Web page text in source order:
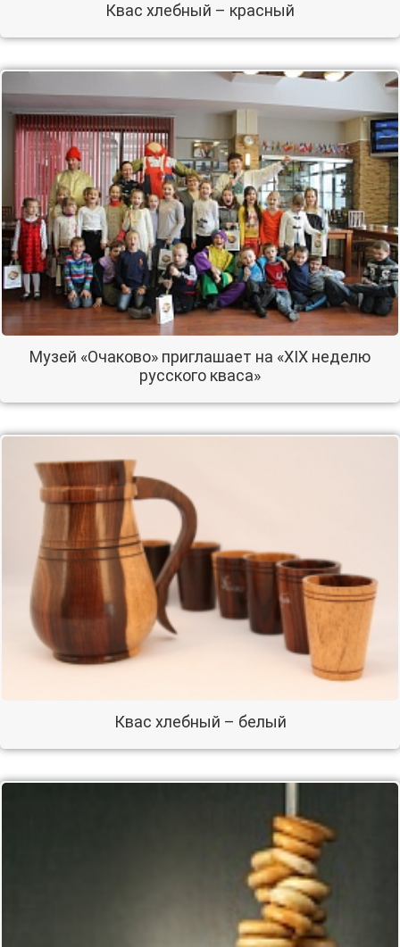
Квас хлебный – красный
Музей «Очаково» приглашает на «XIX неделю
русского кваса»
Квас хлебный – белый